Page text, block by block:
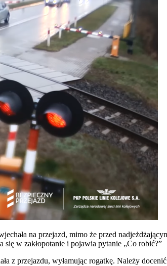
na przejazd, mimo że przed
w zakłopotanie i pojawia pytanie „Co robić?”
z przejazdu, wyłamując rogatkę. Należy